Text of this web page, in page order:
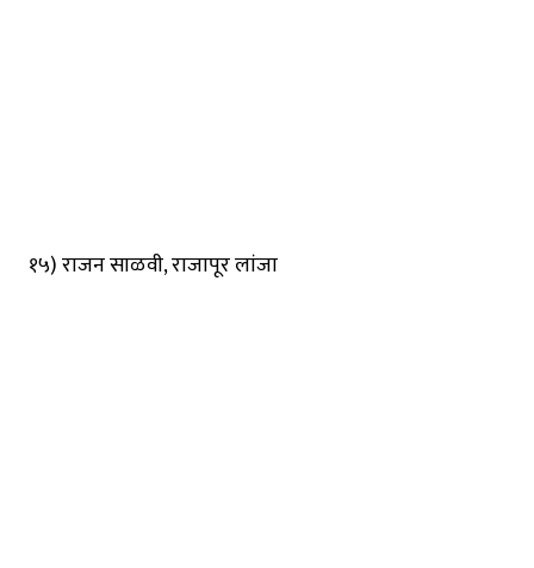
१५) राजन साळवी, राजापूर लांजा